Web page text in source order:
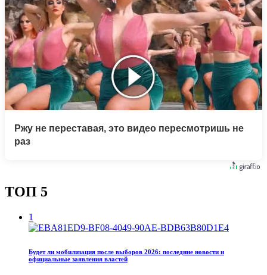
Ржу не переставая, это видео пересмотришь не
раз
ТОП 5
1
Будет ли мобилизация после выборов 2026: последние новости и
официальные заявления властей